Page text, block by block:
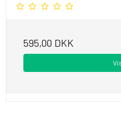
595,00 DKK